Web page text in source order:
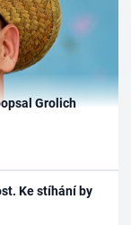
Grolich
Ke stíhání by